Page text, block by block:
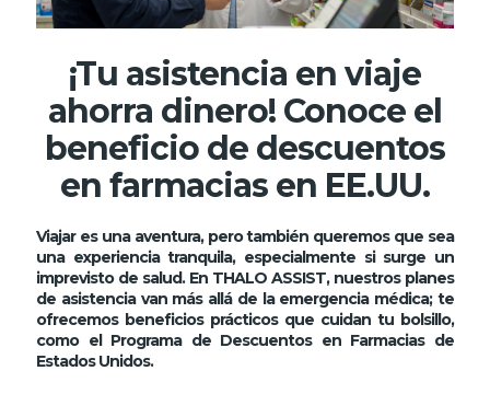
¡Tu asistencia en viaje
ahorra dinero! Conoce el
beneficio de descuentos
en farmacias en EE.UU.
Viajar es una aventura, pero también queremos que sea
una experiencia tranquila, especialmente si surge un
imprevisto de salud. En THALO ASSIST, nuestros planes
de asistencia van más allá de la emergencia médica; te
ofrecemos beneficios prácticos que cuidan tu bolsillo,
como el Programa de Descuentos en Farmacias de
Estados Unidos.